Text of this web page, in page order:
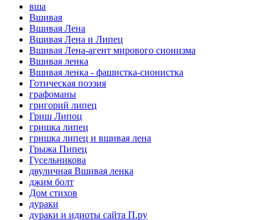
вша
Вшивая
Вшивая Лена
Вшивая Лена и Липец
Вшивая Лена-агент мирового сионизма
Вшивая ленка
Вшивая ленка - фашистка-сионистка
Готическая поэзия
графоманы
григорий липец
Гриш Липоц
гришка липец
гришка липец и вшивая лена
Грыжа Пипец
Гусельникова
двуличная Вшивая ленка
джим болт
Дом стихов
дураки
дураки и идиоты сайта П.ру